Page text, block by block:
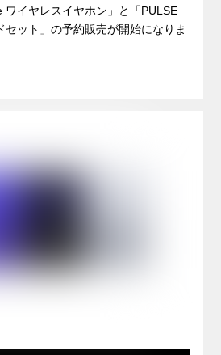
ワイヤレスイヤホン」と「PULSE
セット」の予約販売が開始になりま